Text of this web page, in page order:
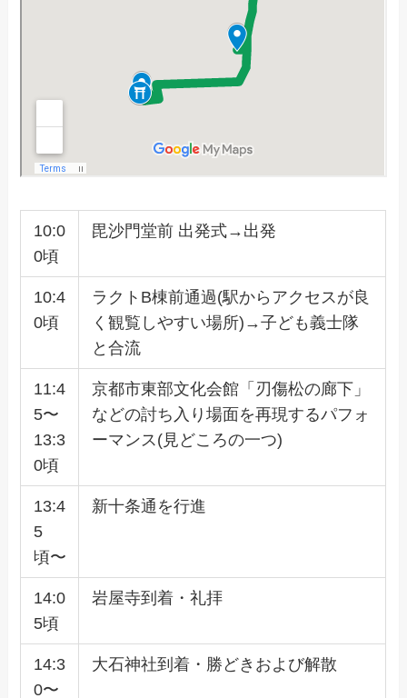
10:0
0頃
毘沙門堂前 出発式→出発
10:4
0頃
ラクトB棟前通過(駅からアクセスが良
く観覧しやすい場所)→子ども義士隊
と合流
11:4
5〜
13:3
0頃
京都市東部文化会館「刃傷松の廊下」
などの討ち入り場面を再現するパフォ
ーマンス(見どころの一つ)
13:4
5
頃〜
新十条通を行進
14:0
5頃
岩屋寺到着・礼拝
14:3
0〜
大石神社到着・勝どきおよび解散